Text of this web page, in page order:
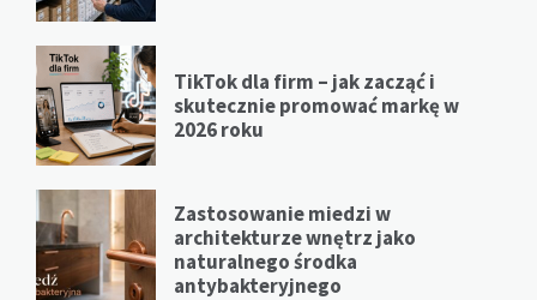
TikTok dla firm – jak zacząć i
skutecznie promować markę w
2026 roku
Zastosowanie miedzi w
architekturze wnętrz jako
naturalnego środka
antybakteryjnego